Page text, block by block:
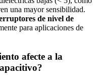
una mayor sensibilidad.
de nivel de
para aplicaciones de
afecte a la